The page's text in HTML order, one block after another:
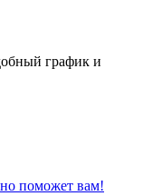
график и
поможет вам!